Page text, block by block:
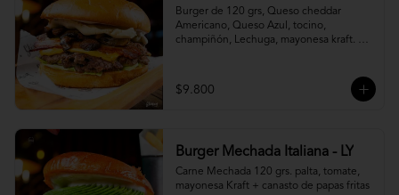
Burger de 120 grs, Queso cheddar
Americano, Queso Azul, tocino,
champiñón, Lechuga, mayonesa kraft. +
$9.800
Burger Mechada Italiana - LY
Carne Mechada 120 grs. palta, tomate,
mayonesa Kraft + canasto de papas fritas